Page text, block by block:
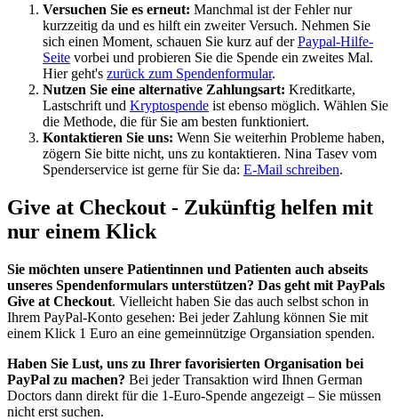
Versuchen Sie es erneut: Manchmal ist der Fehler nur
kurzzeitig da und es hilft ein zweiter Versuch. Nehmen Sie
sich einen Moment, schauen Sie kurz auf derPaypal-Hilfe-
Seite vorbei und probieren Sie die Spende ein zweites Mal.
Hier geht's zurück zum Spendenformular.
Nutzen Sie eine alternative Zahlungsart: Kreditkarte,
Lastschrift und Kryptospende ist ebenso möglich. Wählen Sie
die Methode, die für Sie am besten funktioniert.
Kontaktieren Sie uns: Wenn Sie weiterhin Probleme haben,
zögern Sie bitte nicht, uns zu kontaktieren. Nina Tasev vom
Spenderservice ist gerne für Sie da: E-Mail schreiben.
Give at Checkout - Zukünftig helfen mit
nur einem Klick
Sie möchten unsere Patientinnen und Patienten auch abseits
unseres Spendenformulars unterstützen? Das geht mit PayPals
Give at Checkout. Vielleicht haben Sie das auch selbst schon in
Ihrem PayPal-Konto gesehen: Bei jeder Zahlung können Sie mit
einem Klick 1 Euro an eine gemeinnützige Organsiation spenden.
Haben Sie Lust, uns zu Ihrer favorisierten Organisation bei
PayPal zu machen? Bei jeder Transaktion wird Ihnen German
Doctors dann direkt für die 1-Euro-Spende angezeigt – Sie müssen
nicht erst suchen.